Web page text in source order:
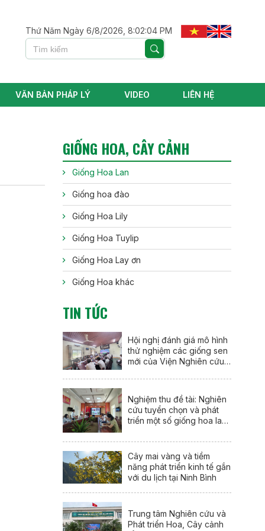
Thứ Năm Ngày 6/8/2026, 8:02:05 PM
VĂN BẢN PHÁP LÝ VIDEO LIÊN HỆ
GIỐNG HOA, CÂY CẢNH
Giống Hoa Lan
Giống hoa đào
Giống Hoa Lily
Giống Hoa Tuylip
Giống Hoa Lay ơn
Giống Hoa khác
TIN TỨC
Hội nghị đánh giá mô hình
thử nghiệm các giống sen
mới của Viện Nghiên cứu
Nghiệm thu đề tài: Nghiên
cứu tuyển chọn và phát
triển một số giống hoa lay
communis L.) tại Nam Định
Cây mai vàng và tiềm
năng phát triển kinh tế gắn
với du lịch tại Ninh Bình
Trung tâm Nghiên cứu và
Phát triển Hoa, Cây cảnh